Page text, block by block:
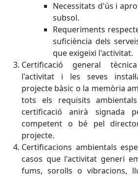
Necessitats d'ús i
subsol.
Requeriments
suficiència dels
que exigeixi l'activitat.
Certificació general
l'activitat i les seves
projecte bàsic o la memòria
tots els requisits
certificació anirà signada
competent o bé pel
projecte.
Certificacions ambientals
casos que l'activitat generi
fums, sorolls o vibracions,